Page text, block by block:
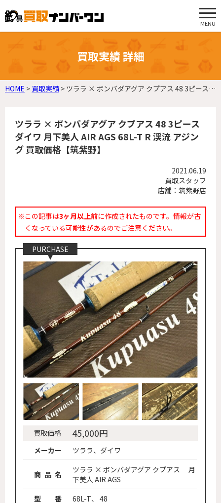
MENU
買取実績 詳細
HOME > 買取実績 > ツララ × ボンバダアグア クプアス 48 3ピース ダイワ 月下美人 AIR AGS 68L-T R 渓流 アジング 買取価格【筑紫野】
ツララ × ボンバダアグア クプアス 48 3ピース
ダイワ 月下美人 AIR AGS 68L-T R 渓流 アジン
グ 買取価格【筑紫野】
2021.06.19
買取スタッフ
店舗：筑紫野店
※この記事は3ヶ月以上前に作成されたものです。情報が古
くなっている可能性があるのでご注意ください。
PURCHASE
買取価格 45,000円
メーカー ツララ、ダイワ
商 品 名
ツララ × ボンバダアグア クプアス 月
下美人 AIR AGS
型 番
68L-T、 48